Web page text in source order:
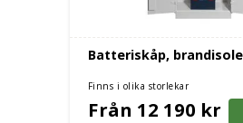
Batteriskåp,
Finns i olika storlekar
Från 12 190 kr